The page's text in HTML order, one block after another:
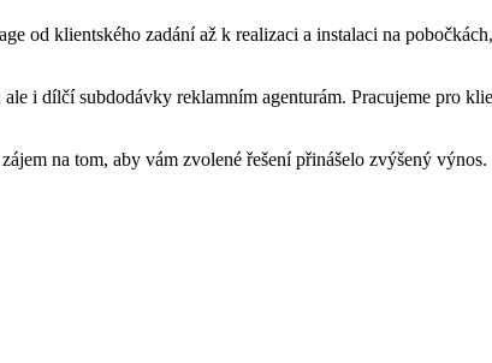
od klientského zadání až k realizaci a instalaci na
i dílčí subdodávky reklamním agenturám. Pracujeme pro
na tom, aby vám zvolené řešení přinášelo zvýšený výnos.